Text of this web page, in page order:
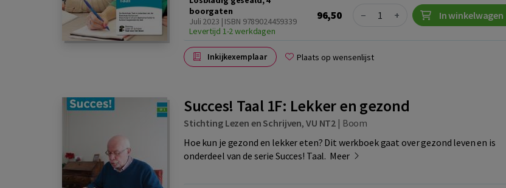
boorgaten
Juli 2023 | ISBN 9789024459339
Levertijd 1-2 werkdagen
96,50 Quantity
− + In winkelwagen
Inkijkexemplaar Plaats op wensenlijst
Succes! Taal 1F: Lekker en gezond
Stichting Lezen en Schrijven, VU NT2 | Boom
Hoe kun je gezond en lekker eten? Dit werkboek gaat over gezond leven en is
onderdeel van de serie Succes! Taal. Meer